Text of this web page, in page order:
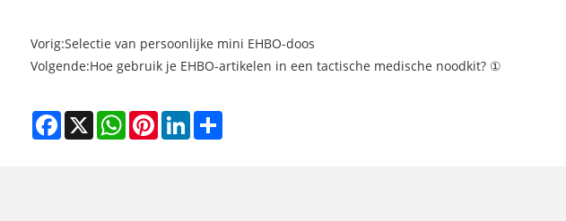
Vorig:Selectie van persoonlijke mini EHBO-doos
Volgende:Hoe gebruik je EHBO-artikelen in een tactische medische noodkit? ①
Facebook
X WhatsAppPinterestLinkedInShare